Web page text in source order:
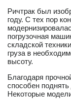
Ричтрак был
году. С тех пор
погрузочная
складской
груза в
высоту.
Благодаря
способен
Некоторые